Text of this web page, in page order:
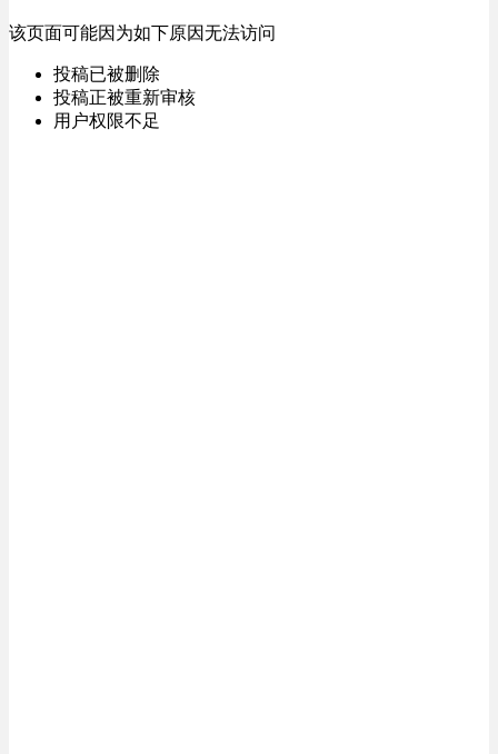
该页面可能因为如下原因无法访问
投稿已被删除
投稿正被重新审核
用户权限不足